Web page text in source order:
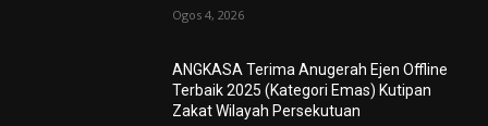
Ogos 4, 2026
ANGKASA Terima Anugerah Ejen Offline
Terbaik 2025 (Kategori Emas) Kutipan
Zakat Wilayah Persekutuan